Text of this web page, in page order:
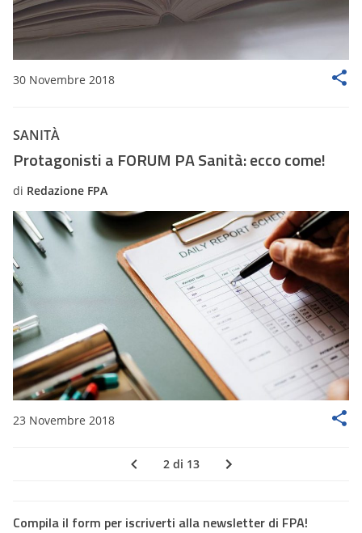
30 Novembre 2018
SANITÀ
Protagonisti a FORUM PA Sanità: ecco come!
di Redazione FPA
23 Novembre 2018
2 di 13
Compila il form per iscriverti alla newsletter di FPA!